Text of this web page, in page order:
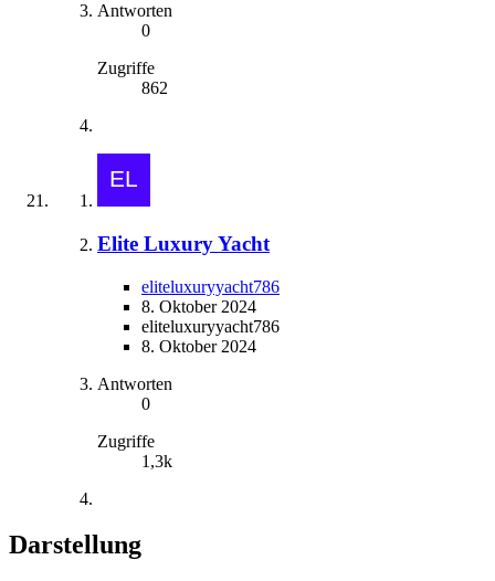
Antworten
0
Zugriffe
862
Elite Luxury Yacht
eliteluxuryyacht786
8. Oktober 2024
eliteluxuryyacht786
8. Oktober 2024
Antworten
0
Zugriffe
1,3k
Darstellung